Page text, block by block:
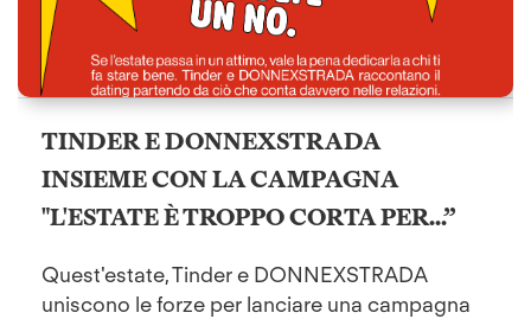
TINDER E DONNEXSTRADA
INSIEME CON LA CAMPAGNA
"L'ESTATE È TROPPO CORTA PER...”
Quest'estate, Tinder e DONNEXSTRADA
uniscono le forze per lanciare una campagna